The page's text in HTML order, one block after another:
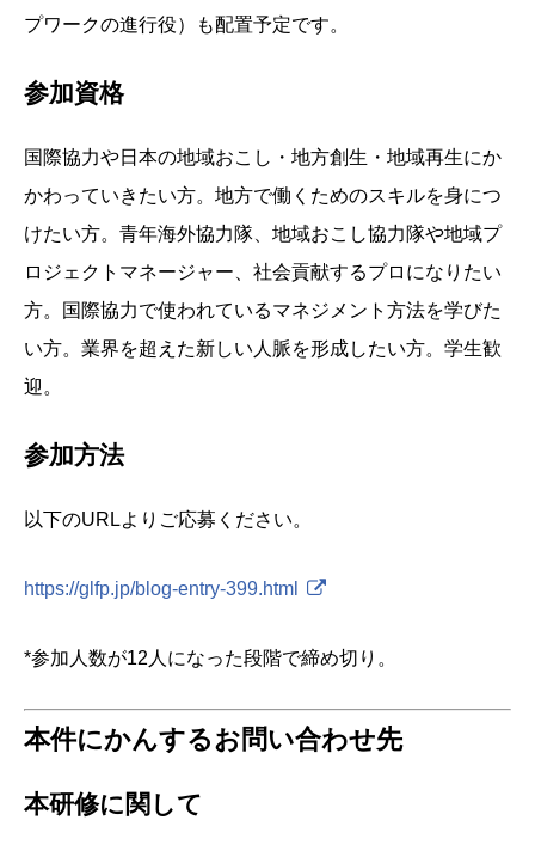
プワークの進行役）も配置予定です。
参加資格
国際協力や日本の地域おこし・地方創生・地域再生にか
かわっていきたい方。地方で働くためのスキルを身につ
けたい方。青年海外協力隊、地域おこし協力隊や地域プ
ロジェクトマネージャー、社会貢献するプロになりたい
方。国際協力で使われているマネジメント方法を学びた
い方。業界を超えた新しい人脈を形成したい方。学生歓
迎。
参加方法
以下のURLよりご応募ください。
https://glfp.jp/blog-entry-399.html
*参加人数が12人になった段階で締め切り。
本件にかんするお問い合わせ先
本研修に関して